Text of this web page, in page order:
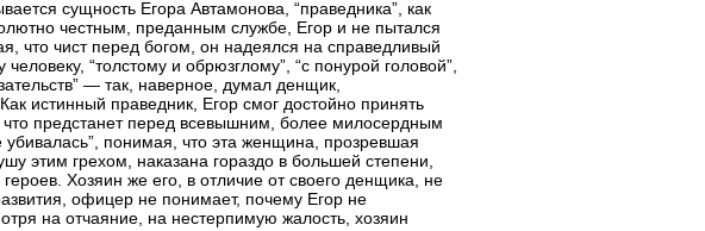
сущность Егора Автамонова, “праведника”, как
честным, преданным службе, Егор и не пытался
что чист перед богом, он надеялся на справедливый
“толстому и обрюзглому”, “с понурой головой”,
— так, наверное, думал денщик,
истинный праведник, Егор смог достойно принять
что предстанет перед всевышним, более милосердным
убивалась”, понимая, что эта женщина, прозревшая
этим грехом, наказана гораздо в большей степени,
Хозяин же его, в отличие от своего денщика, не
офицер не понимает, почему Егор не
на отчаяние, на нестерпимую жалость, хозяин